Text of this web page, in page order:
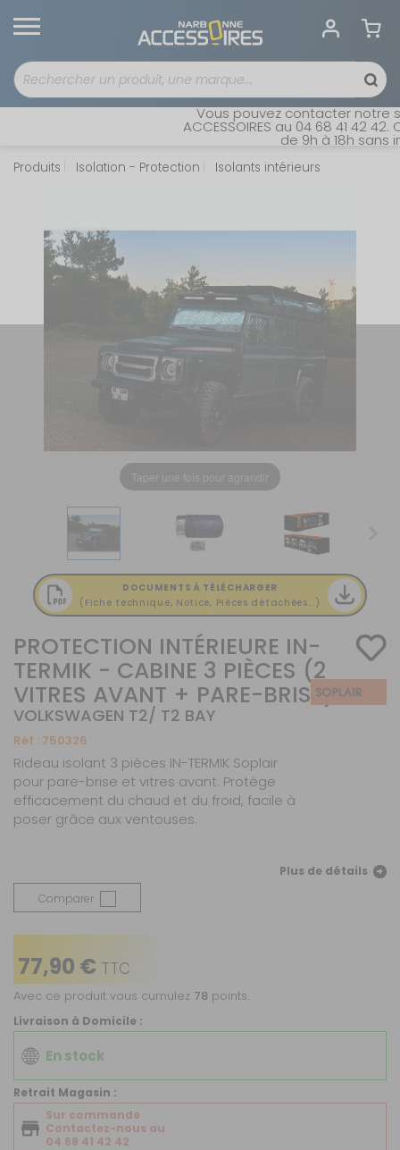
Vous pouvez contacter notre
ACCESSOIRES au 04 68 41 42
de 9h à 18h sans
Produits Isolation - Protection Isolants intérieurs
Taper une fois pour agrandir
DOCUMENTS À TÉLÉCHARGER
(Fiche technique, Notice, Pièces détachées...)
PROTECTION INTÉRIEURE IN-
TERMIK - CABINE 3 PIÈCES (2
VITRES AVANT + PARE-BRISE)
VOLKSWAGEN T2/ T2 BAY
Réf : 750326
Rideau isolant 3 pièces IN-TERMIK Soplair
pour pare-brise et vitres avant. Protège
efficacement du chaud et du froid, facile à
poser grâce aux ventouses.
Plus de détails
Comparer
77,90 € TTC
Avec ce produit vous cumulez 78 points.
Livraison à Domicile :
En stock
Retrait Magasin :
Sur commande
Contactez-nous au
04 68 41 42 42